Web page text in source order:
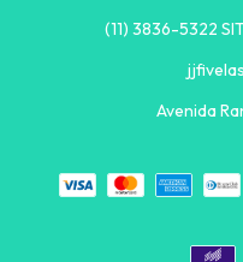
(11) 3836-5322
Avenida